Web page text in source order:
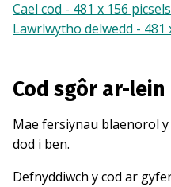
Cael cod - 481 x 156 picsels
Lawrlwytho delwedd - 481
Cod sgôr ar-
Mae fersiynau blaenorol
dod i ben.
Defnyddiwch y cod ar